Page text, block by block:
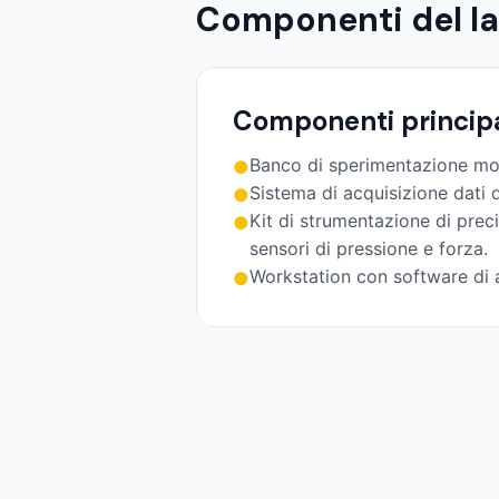
Componenti del
Componenti
●Banco di sperimentazione
●Sistema di acquisizione dati
●Kit di strumentazione di
sensori di pressione e forza.
●Workstation con software di